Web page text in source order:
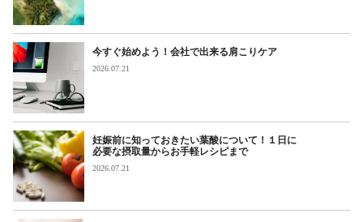
今すぐ始めよう！会社で出来る肩こりケア
2026.07.21
妊娠前に知っておきたい葉酸について！１日に
必要な摂取量からお手軽レシピまで
2026.07.21